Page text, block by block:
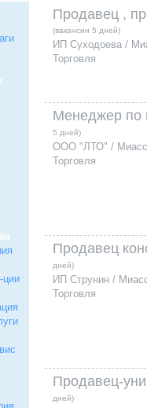
Продавец ,
(вакансии 5 дней)
ИП Суходоева /
Торговля
Менеджер по
5 дней)
ООО "ЛТО" / Миасс
Торговля
Продавец
дней)
ИП Струнин /
Торговля
Продавец-
дней)
ции